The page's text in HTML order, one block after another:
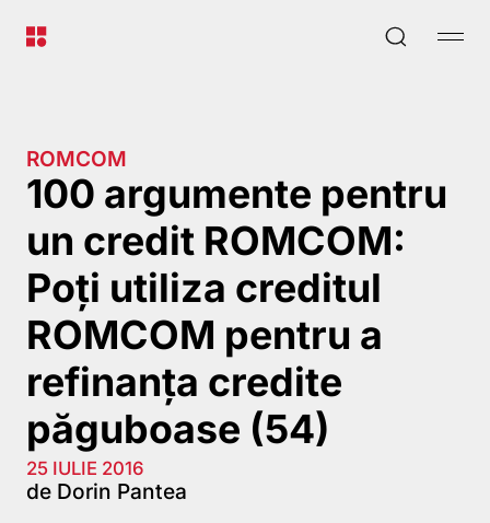
ROMCOM
100 argumente pentru
un credit ROMCOM:
Poți utiliza creditul
ROMCOM pentru a
refinanța credite
păguboase (54)
25 IULIE 2016
de Dorin Pantea